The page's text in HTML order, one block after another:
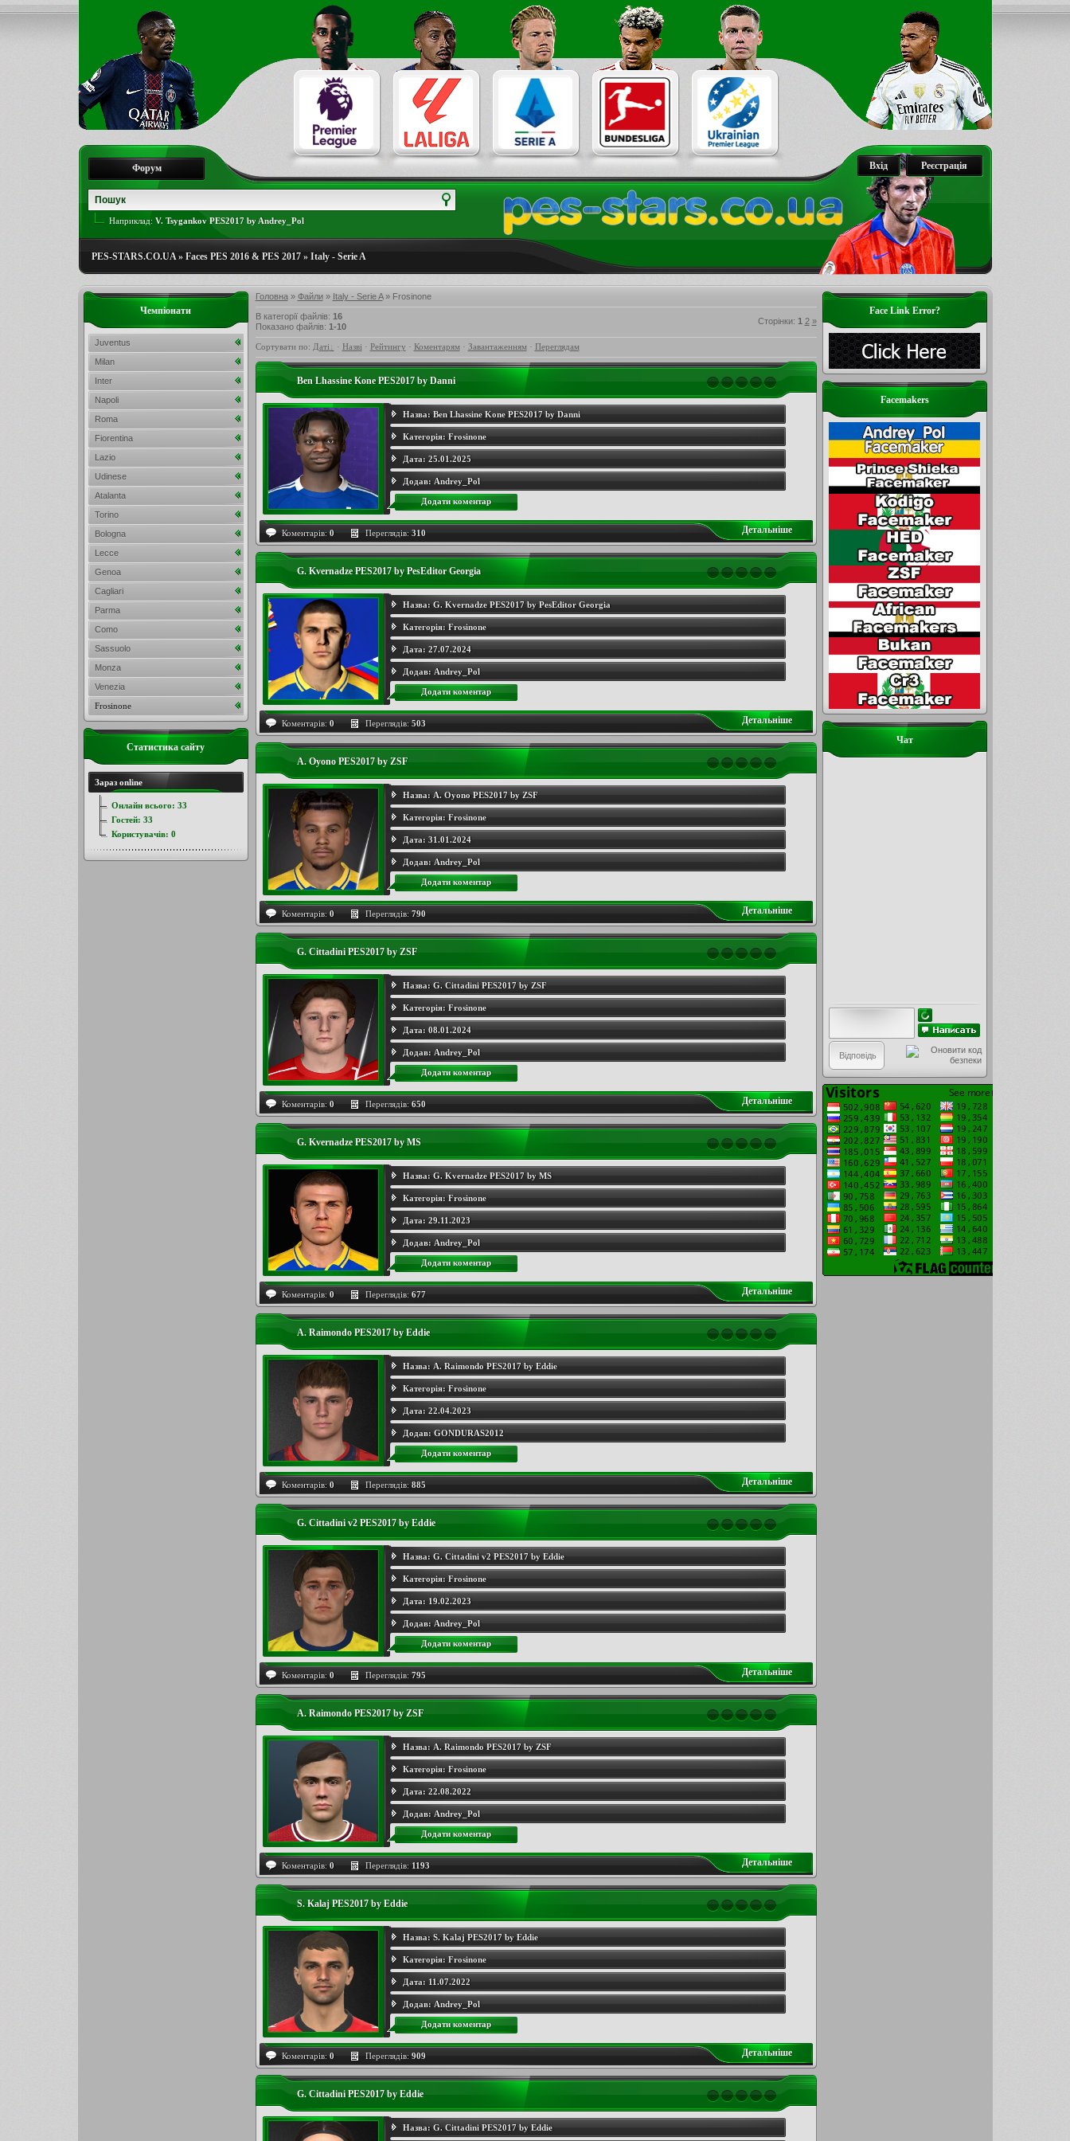
Реєстрація
Вхід
Форум
Наприклад: V. Tsygankov PES2017 by Andrey_Pol
PES-STARS.CO.UA» Faces PES 2016 & PES 2017» Italy - Serie A
Головна» Файли» Italy - Serie A» Frosinone
В категорії файлів: 16
Показано файлів: 1-10
Сторінки: 1 2 »
Сортувати по: Даті · Назві · Рейтингу · Коментарям· Завантаженням· Переглядам
Ben Lhassine Kone PES2017 by Danni
Назва: Ben Lhassine Kone PES2017 by Danni
Категорія: Frosinone
Дата: 25.01.2025
Додав: Andrey_Pol
Додати коментар
Коментарів: 0 Переглядів: 310 Детальнiше
G. Kvernadze PES2017 by PesEditor Georgia
Назва: G. Kvernadze PES2017 by PesEditor Georgia
Категорія: Frosinone
Дата: 27.07.2024
Додав: Andrey_Pol
Додати коментар
Коментарів: 0 Переглядів: 503 Детальнiше
A. Oyono PES2017 by ZSF
Назва: A. Oyono PES2017 by ZSF
Категорія: Frosinone
Дата: 31.01.2024
Додав: Andrey_Pol
Додати коментар
Коментарів: 0 Переглядів: 790 Детальнiше
G. Cittadini PES2017 by ZSF
Назва: G. Cittadini PES2017 by ZSF
Категорія: Frosinone
Дата: 08.01.2024
Додав: Andrey_Pol
Додати коментар
Коментарів: 0 Переглядів: 650 Детальнiше
G. Kvernadze PES2017 by MS
Назва: G. Kvernadze PES2017 by MS
Категорія: Frosinone
Дата: 29.11.2023
Додав: Andrey_Pol
Додати коментар
Коментарів: 0 Переглядів: 677 Детальнiше
A. Raimondo PES2017 by Eddie
Назва: A. Raimondo PES2017 by Eddie
Категорія: Frosinone
Дата: 22.04.2023
Додав: GONDURAS2012
Додати коментар
Коментарів: 0 Переглядів: 885 Детальнiше
G. Cittadini v2 PES2017 by Eddie
Назва: G. Cittadini v2 PES2017 by Eddie
Категорія: Frosinone
Дата: 19.02.2023
Додав: Andrey_Pol
Додати коментар
Коментарів: 0 Переглядів: 795 Детальнiше
A. Raimondo PES2017 by ZSF
Назва: A. Raimondo PES2017 by ZSF
Категорія: Frosinone
Дата: 22.08.2022
Додав: Andrey_Pol
Додати коментар
Коментарів: 0 Переглядів: 1193 Детальнiше
S. Kalaj PES2017 by Eddie
Назва: S. Kalaj PES2017 by Eddie
Категорія: Frosinone
Дата: 11.07.2022
Додав: Andrey_Pol
Додати коментар
Коментарів: 0 Переглядів: 909 Детальнiше
G. Cittadini PES2017 by Eddie
Назва: G. Cittadini PES2017 by Eddie
Face Link Error?
Facemakers
Чат
Чемпіонати
Juventus
Milan
Inter
Napoli
Roma
Fiorentina
Lazio
Udinese
Atalanta
Torino
Bologna
Lecce
Genoa
Cagliari
Parma
Como
Sassuolo
Monza
Venezia
Frosinone
Статистика сайту
Зараз online
Онлайн всього: 33
Гостей: 33
Користувачів: 0